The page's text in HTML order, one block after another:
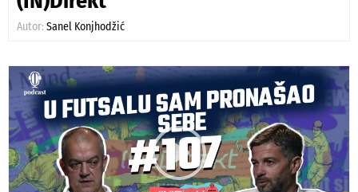
Autor: Sanel Konjhodžić